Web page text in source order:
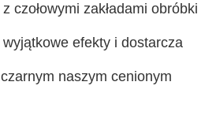
czołowymi zakładami obróbki
efekty i dostarcza
naszym cenionym